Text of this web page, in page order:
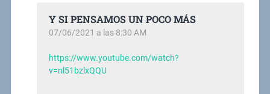
Y SI PENSAMOS UN POCO MÁS
07/06/2021 a las 8:30 AM
https://www.youtube.com/watch?
v=nl51bzlxQQU